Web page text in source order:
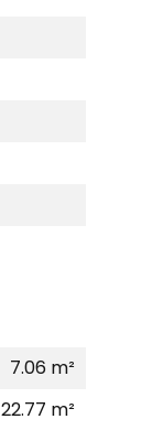
7.06 m²
22.77 m²